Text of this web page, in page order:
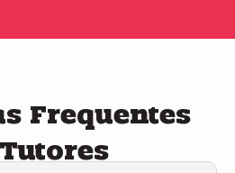
Frequentes